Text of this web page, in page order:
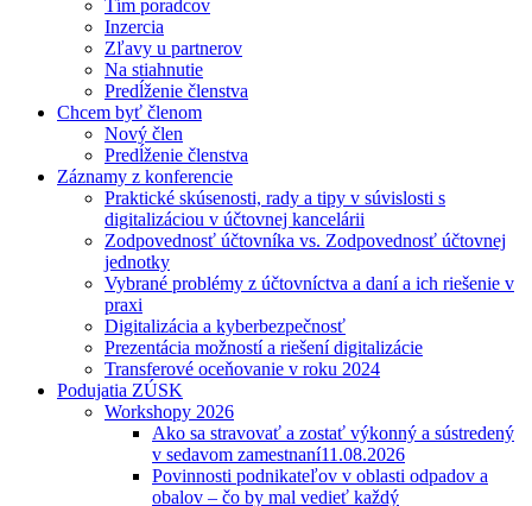
Tím poradcov
Inzercia
Zľavy u partnerov
Na stiahnutie
Predĺženie členstva
Chcem byť členom
Nový člen
Predĺženie členstva
Záznamy z konferencie
Praktické skúsenosti, rady a tipy v súvislosti s
digitalizáciou v účtovnej kancelárii
Zodpovednosť účtovníka vs. Zodpovednosť účtovnej
jednotky
Vybrané problémy z účtovníctva a daní a ich riešenie v
praxi
Digitalizácia a kyberbezpečnosť
Prezentácia možností a riešení digitalizácie
Transferové oceňovanie v roku 2024
Podujatia ZÚSK
Workshopy 2026
Ako sa stravovať a zostať výkonný a sústredený
v sedavom zamestnaní11.08.2026
Povinnosti podnikateľov v oblasti odpadov a
obalov – čo by mal vedieť každý